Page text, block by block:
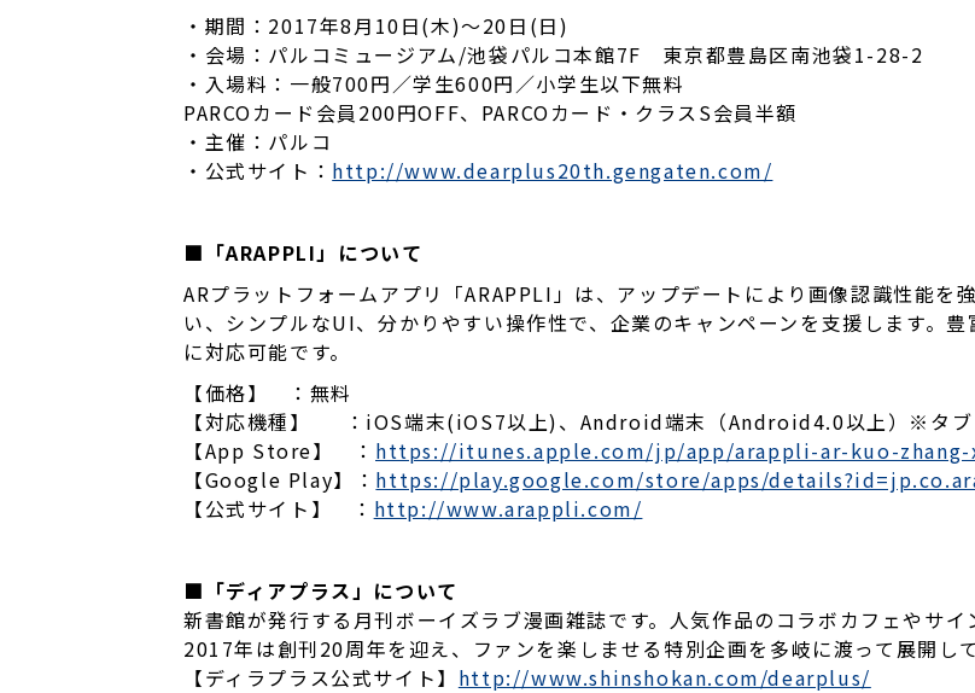
・期間：2017年8月10日(木)～20日(日)
・会場：パルコミュージアム/池袋パルコ本館7F 東京都豊島区南池袋1-28-2
・入場料：一般700円／学生600円／小学生以下無料
PARCOカード会員200円OFF、PARCOカード・クラスS会員半額
・主催：パルコ
・公式サイト： http://www.dearplus20th.gengaten.com/
■「ARAPPLI」について
ARプラットフォームアプリ「ARAPPLI」は、アップデートにより画像認識性能を
い、シンプルなUI、分かりやすい操作性で、企業のキャンペーンを支援します。
に対応可能です。
【価格】 ：無料
【対応機種】 ：iOS端末(iOS7以上)、Android端末（Android4.0以上）※タブ
【App Store】 ： https://itunes.apple.com/jp/app/arappli-ar-kuo-zhang-
【Google Play】： https://play.google.com/store/apps/
【公式サイト】 ： http://www.arappli.com/
■「ディアプラス」について
新書館が発行する月刊ボーイズラブ漫画雑誌です。人気作品のコラボカフェやサイ
2017年は創刊20周年を迎え、ファンを楽しませる特別企画を多岐に渡って展開して
【ディラプラス公式サイト】 http://www.shinshokan.com/dearplus/